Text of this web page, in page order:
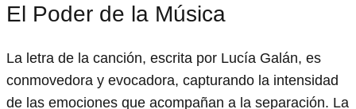
El Poder de la Música
La letra de la canción, escrita por Lucía Galán, es
conmovedora y evocadora, capturando la intensidad
de las emociones que acompañan a la separación. La